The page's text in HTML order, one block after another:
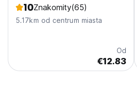
10Znakomity(65)
5.17km od centrum miasta
Od
€12.83